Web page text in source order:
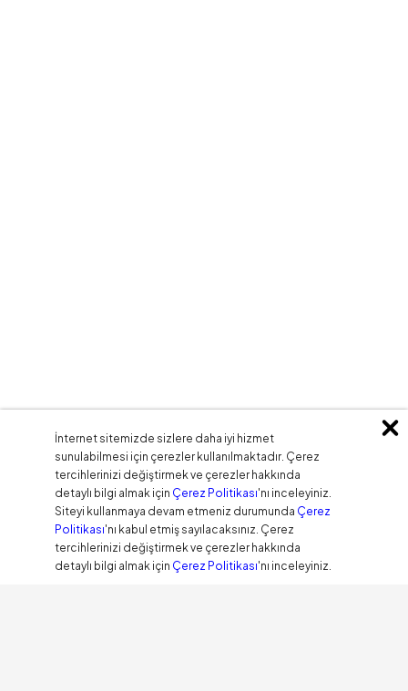
İnternet sitemizde sizlere daha iyi hizmet
sunulabilmesi için çerezler kullanılmaktadır. Çerez
tercihlerinizi değiştirmek ve çerezler hakkında
detaylı bilgi almak için Çerez Politikası'nı inceleyiniz.
Siteyi kullanmaya devam etmeniz durumunda Çerez
Politikası'nı kabul etmiş sayılacaksınız. Çerez
tercihlerinizi değiştirmek ve çerezler hakkında
detaylı bilgi almak için Çerez Politikası'nı inceleyiniz.